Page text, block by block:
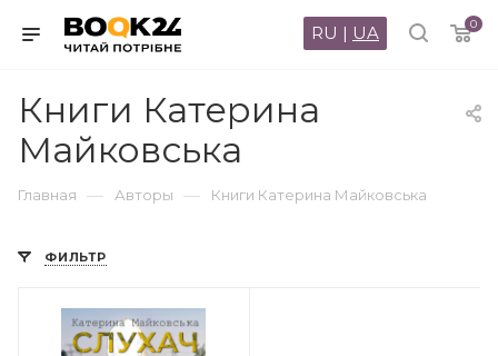
0
RU | UA
Книги Катерина
Майковська
Главная — Авторы — Книги Катерина Майковська
ФИЛЬТР